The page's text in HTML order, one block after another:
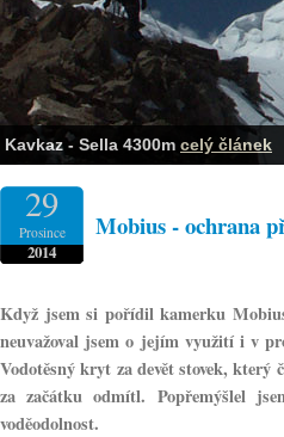
Kavkaz - Sella 4300m celý článek
29
Prosince
2014
Mobius - ochrana
Když jsem si pořídil kamerku
neuvažoval jsem o jejím využití i v
Vodotěsný kryt za devět stovek, který
za začátku odmítl. Popřemýšlel
voděodolnost.